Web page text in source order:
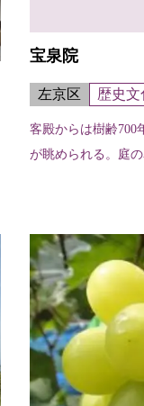
宝泉院
左京区 歴史文
客殿からは樹齢700
が眺められる。庭